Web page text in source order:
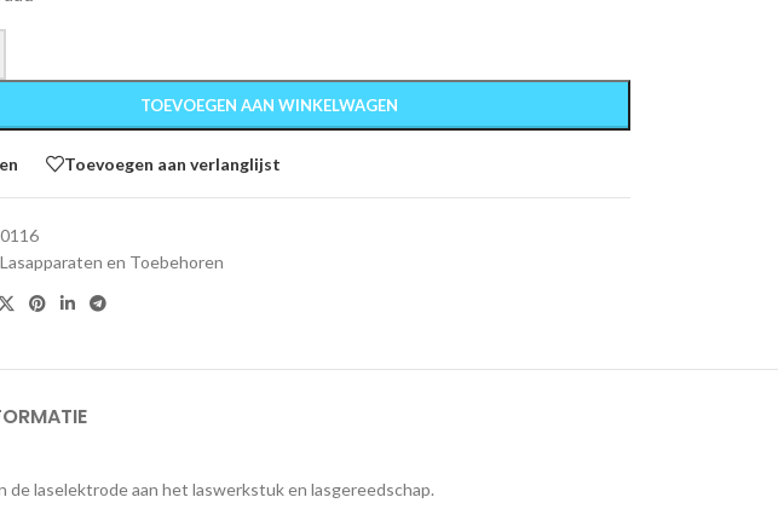
TOEVOEGEN AAN WINKELWAGEN
Toevoegen aan verlanglijst
Lasapparaten en Toebehoren
laselektrode aan het laswerkstuk en lasgereedschap.